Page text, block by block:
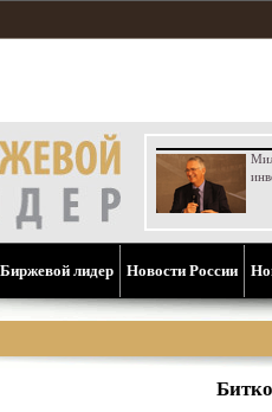
Биржевой лидер Новости России